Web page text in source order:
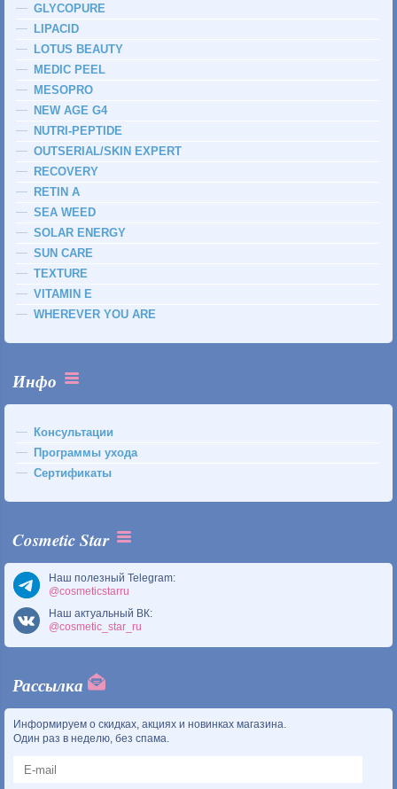
GLYCOPURE
LIPACID
LOTUS BEAUTY
MEDIC PEEL
MESOPRO
NEW AGE G4
NUTRI-PEPTIDE
OUTSERIAL/SKIN EXPERT
RECOVERY
RETIN A
SEA WEED
SOLAR ENERGY
SUN CARE
TEXTURE
VITAMIN E
WHEREVER YOU ARE
Инфо
Консультации
Программы ухода
Сертификаты
Cosmetic Star
Наш полезный Telegram:
@cosmeticstarru
Наш актуальный ВК:
@cosmetic_star_ru
Рассылка
Информируем о скидках, акциях и новинках магазина.
Один раз в неделю, без спама.